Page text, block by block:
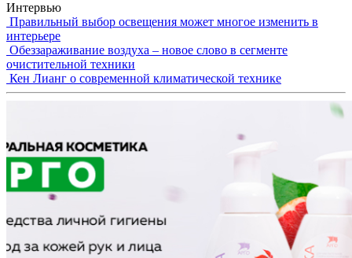
Интервью
Правильный выбор освещения может многое изменить в
интерьере
Обеззараживание воздуха – новое слово в сегменте
очистительной техники
Кен Лианг о современной климатической технике